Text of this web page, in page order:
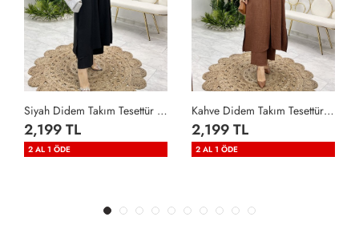
Siyah Didem Takım Tesettür Giyim Siyah
2,199 TL
2 AL 1 ÖDE
Kahve Didem Takım Tesettür Giyim Kahverengi
2,199 TL
2 AL 1 ÖDE